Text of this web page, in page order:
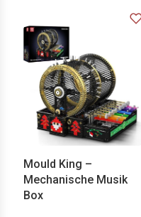
Mould King –
Mechanische Musik
Box